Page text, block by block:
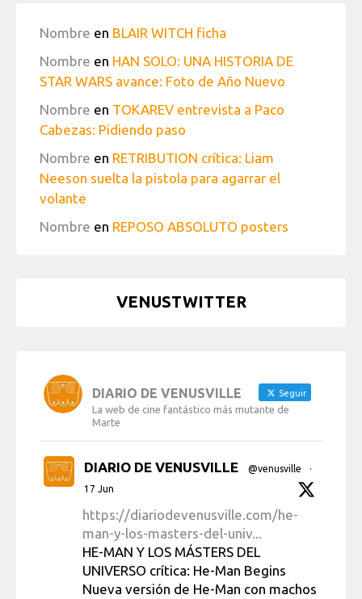
Nombre en BLAIR WITCH ficha
Nombre en HAN SOLO: UNA HISTORIA DE
STAR WARS avance: Foto de Año Nuevo
Nombre en TOKAREV entrevista a Paco
Cabezas: Pidiendo paso
Nombre en RETRIBUTION crítica: Liam
Neeson suelta la pistola para agarrar el
volante
Nombre en REPOSO ABSOLUTO posters
VENUSTWITTER
DIARIO DE VENUSVILLE Seguir
La web de cine fantástico más mutante de
Marte
DIARIO DE VENUSVILLE @venusville
·
17 Jun
https://diariodevenusville.com/he-
man-y-los-masters-del-univ...
HE-MAN Y LOS MÁSTERS DEL
UNIVERSO crítica: He-Man Begins
Nueva versión de He-Man con machos